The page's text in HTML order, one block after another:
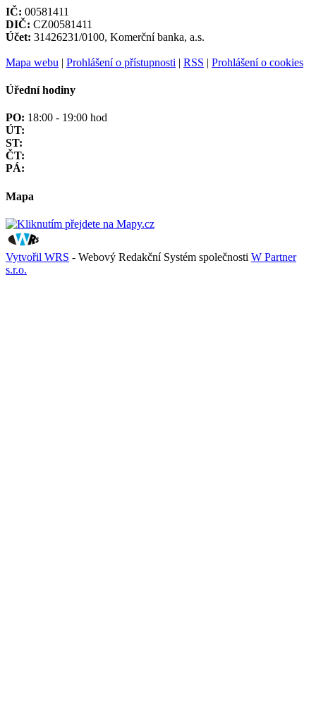
IČ: 00581411
DIČ: CZ00581411
Účet: 31426231/0100, Komerční banka, a.s.
Mapa webu | Prohlášení o přístupnosti | RSS | Prohlášení o cookies
Úřední hodiny
PO: 18:00 - 19:00 hod
ÚT:
ST:
ČT:
PÁ:
Mapa
Vytvořil WRS - Webový Redakční Systém společnosti W Partner
s.r.o.